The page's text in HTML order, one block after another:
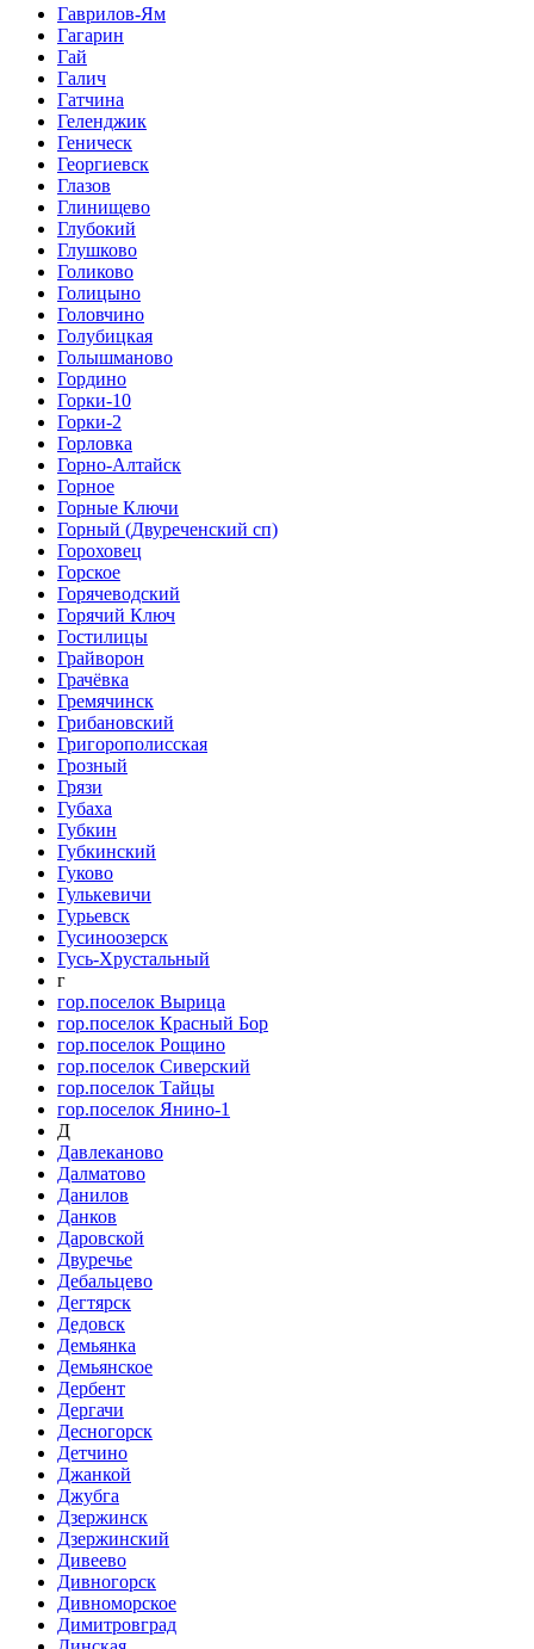
Гаврилов-Ям
Гагарин
Гай
Галич
Гатчина
Геленджик
Геническ
Георгиевск
Глазов
Глинищево
Глубокий
Глушково
Голиково
Голицыно
Головчино
Голубицкая
Голышманово
Гордино
Горки-10
Горки-2
Горловка
Горно-Алтайск
Горное
Горные Ключи
Горный (Двуреченский сп)
Гороховец
Горское
Горячеводский
Горячий Ключ
Гостилицы
Грайворон
Грачёвка
Гремячинск
Грибановский
Григорополисская
Грозный
Грязи
Губаха
Губкин
Губкинский
Гуково
Гулькевичи
Гурьевск
Гусиноозерск
Гусь-Хрустальный
г
гор.поселок Вырица
гор.поселок Красный Бор
гор.поселок Рощино
гор.поселок Сиверский
гор.поселок Тайцы
гор.поселок Янино-1
Д
Давлеканово
Далматово
Данилов
Данков
Даровской
Двуречье
Дебальцево
Дегтярск
Дедовск
Демьянка
Демьянское
Дербент
Дергачи
Десногорск
Детчино
Джанкой
Джубга
Дзержинск
Дзержинский
Дивеево
Дивногорск
Дивноморское
Димитровград